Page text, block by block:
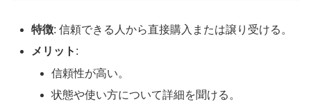
特徴: 信頼できる人から直接購入または譲り受ける。
メリット :
信頼性が高い。
状態や使い方について詳細を聞ける。